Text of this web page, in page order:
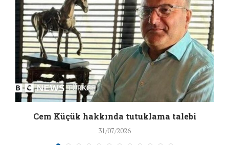
Cem Küçük hakkında tutuklama talebi
31/07/2026